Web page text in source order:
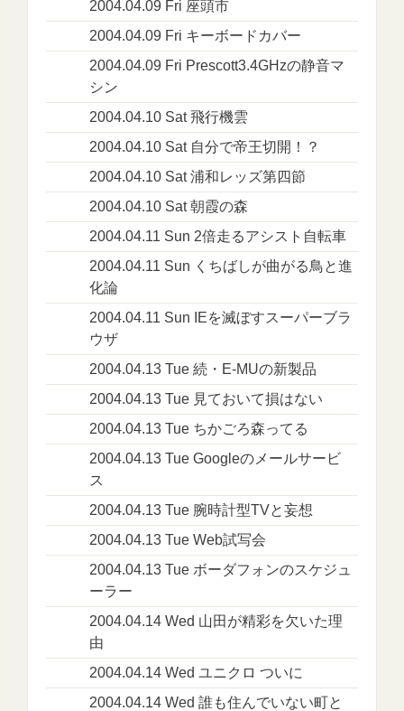
2004.04.09 Fri 座頭市
2004.04.09 Fri キーボードカバー
2004.04.09 Fri Prescott3.4GHzの静音マ
シン
2004.04.10 Sat 飛行機雲
2004.04.10 Sat 自分で帝王切開！？
2004.04.10 Sat 浦和レッズ第四節
2004.04.10 Sat 朝霞の森
2004.04.11 Sun 2倍走るアシスト自転車
2004.04.11 Sun くちばしが曲がる鳥と進
化論
2004.04.11 Sun IEを滅ぼすスーパーブラ
ウザ
2004.04.13 Tue 続・E-MUの新製品
2004.04.13 Tue 見ておいて損はない
2004.04.13 Tue ちかごろ森ってる
2004.04.13 Tue Googleのメールサービ
ス
2004.04.13 Tue 腕時計型TVと妄想
2004.04.13 Tue Web試写会
2004.04.13 Tue ボーダフォンのスケジュ
ーラー
2004.04.14 Wed 山田が精彩を欠いた理
由
2004.04.14 Wed ユニクロ ついに
2004.04.14 Wed 誰も住んでいない町と